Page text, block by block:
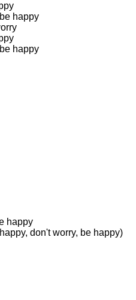
happy
happy
happy
don't worry, be happy)